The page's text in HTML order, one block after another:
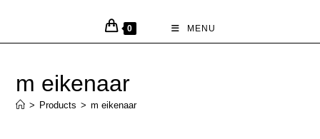
0 MENU
m eikenaar
> Products > m eikenaar